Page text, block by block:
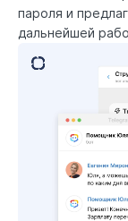
пароля и
дальнейшей